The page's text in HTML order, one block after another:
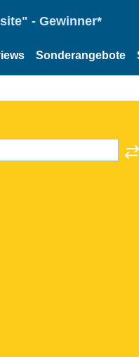
- Gewinner*
Sonderangebote